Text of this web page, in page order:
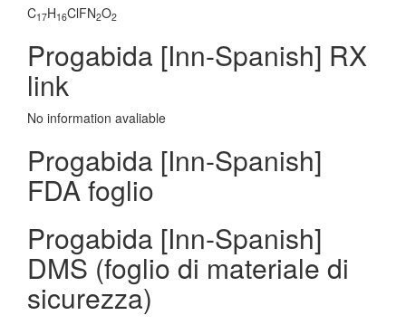
C17H16ClFN2O2
Progabida [Inn-Spanish] RX
link
No information avaliable
Progabida [Inn-Spanish]
FDA foglio
Progabida [Inn-Spanish]
DMS (foglio di materiale di
sicurezza)